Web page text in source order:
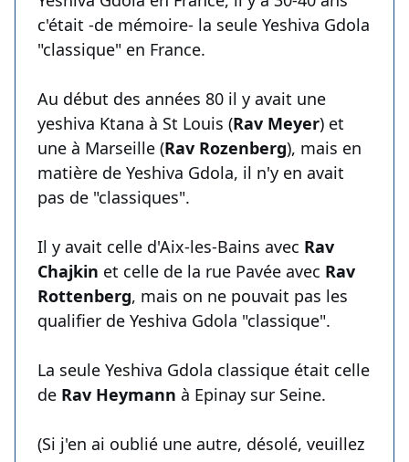
c'était -de mémoire- la seule Yeshiva Gdola
"classique" en France.
Au début des années 80 il y avait une
yeshiva Ktana à St Louis (Rav Meyer) et
une à Marseille (Rav Rozenberg), mais en
matière de Yeshiva Gdola, il n'y en avait
pas de "classiques".
Il y avait celle d'Aix-les-Bains avec Rav
Chajkin et celle de la rue Pavée avec Rav
Rottenberg, mais on ne pouvait pas les
qualifier de Yeshiva Gdola "classique".
La seule Yeshiva Gdola classique était celle
de Rav Heymann à Epinay sur Seine.
(Si j'en ai oublié une autre, désolé, veuillez